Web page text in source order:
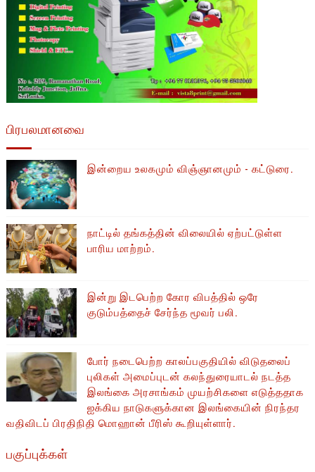
பிரபலமானவை
இன்றைய உலகமும் விஞ்ஞானமும் - கட்டுரை.
நாட்டில் தங்கத்தின் விலையில் ஏற்பட்டுள்ள
பாரிய மாற்றம்.
இன்று இடபெற்ற கோர விபத்தில் ஒரே
குடும்பத்தைச் சேர்ந்த மூவர் பலி.
போர் நடைபெற்ற காலப்பகுதியில் ​​விடுதலைப்
புலிகள் அமைப்புடன் கலந்துரையாடல் நடத்த
இலங்கை அரசாங்கம் முயற்சிகளை எடுத்ததாக
ஐக்கிய நாடுகளுக்கான இலங்கையின் நிரந்தர
வதிவிடப் பிரதிநிதி மொஹான் பீரிஸ் கூறியுள்ளார்.
பகுப்புக்கள்